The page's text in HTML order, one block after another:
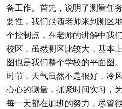
备工作。首先，说明了测量任
要性，我们跟随老师来到测区
个控制点，在老师的讲解中我
校区，虽然测区比较大，基本
图也是我们整个学校的平面图
时节，天气虽然不是很好，冷
心心的测量，抓紧时间实习，
每一天都在加班的努力，尽管